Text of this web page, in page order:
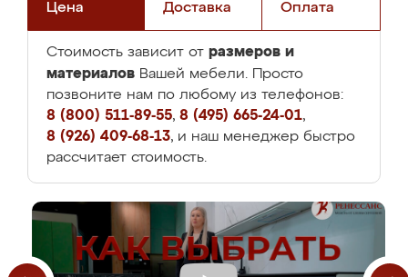
Цена Доставка Оплата
Стоимость зависит от размеров и
материалов Вашей мебели. Просто
позвоните нам по любому из телефонов:
8 (800) 511-89-55, 8 (495) 665-24-01,
8 (926) 409-68-13, и наш менеджер быстро
рассчитает стоимость.